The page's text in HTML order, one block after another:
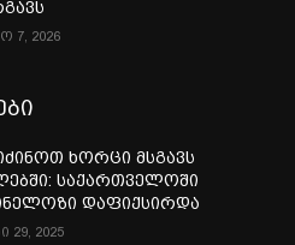
7, 2026
ხორცი მსგავს
საქართველოში
დაფიქსირდა
29, 2025